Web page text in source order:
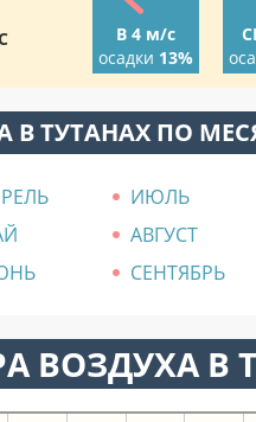
В 4 м/с
осадки 13%
В ТУТАНАХ ПО
ИЮЛЬ
АВГУСТ
СЕНТЯБРЬ
ВОЗДУХА В